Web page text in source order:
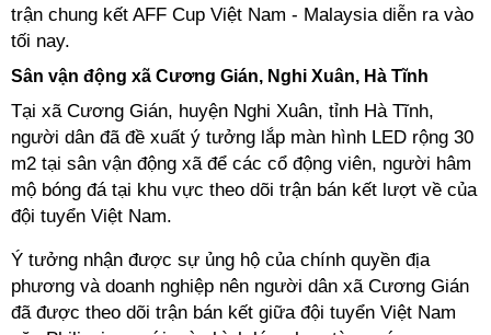
trận chung kết AFF Cup Việt Nam - Malaysia diễn ra vào
tối nay.
Sân vận động xã Cương Gián, Nghi Xuân, Hà Tĩnh
Tại xã Cương Gián, huyện Nghi Xuân, tỉnh Hà Tĩnh,
người dân đã đề xuất ý tưởng lắp màn hình LED rộng 30
m2 tại sân vận động xã để các cổ động viên, người hâm
mộ bóng đá tại khu vực theo dõi trận bán kết lượt về của
đội tuyển Việt Nam.
Ý tưởng nhận được sự ủng hộ của chính quyền địa
phương và doanh nghiệp nên người dân xã Cương Gián
đã được theo dõi trận bán kết giữa đội tuyển Việt Nam